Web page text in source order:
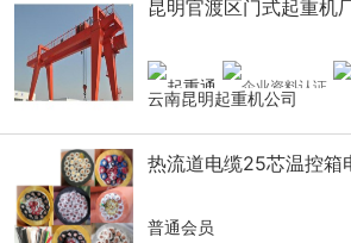
昆明官渡区门式起重机
云南昆明起重机公司
热流道电缆25芯温控箱
普通会员